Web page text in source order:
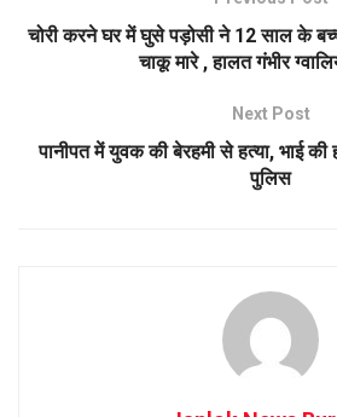
चोरी करने घर में घुसे पड़ोसी ने 12 साल के
चाकू मारे , हालत गंभीर
Next Post
पानीपत में युवक की बेरहमी से हत्या, भाई
पुलिस